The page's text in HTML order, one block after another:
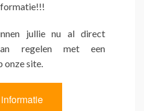
jullie nu al direct
regelen met een
onze site.